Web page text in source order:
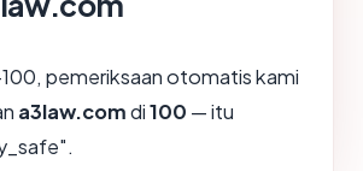
pemeriksaan otomatis kami
a3law.comdi100 — itu